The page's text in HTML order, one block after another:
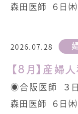
森田医師 ６日㈭
2026.07.28
【８月】産婦
◉合阪医師 ３日
森田医師 ６日㈭